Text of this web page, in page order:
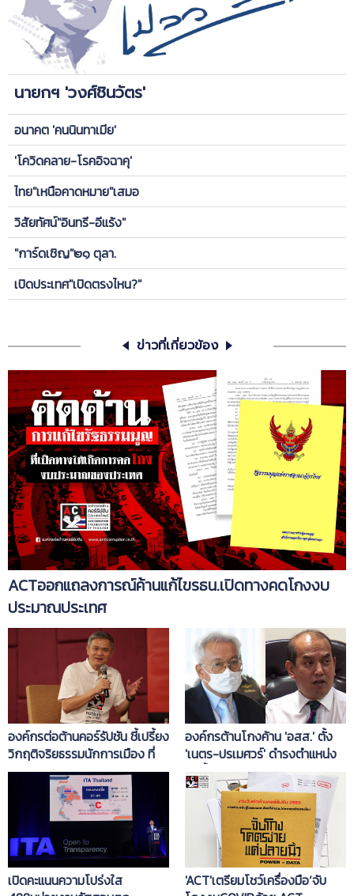
นายกฯ 'วงศ์ชินวัตร'
อนาคต 'คนนินทาเมีย'
'โควิดคลาย-โรคอิจฉาคุ'
ไทย"เหนือคาดหมาย"เสมอ
วิสัยทัศน์"อินทรี-อีแร้ง"
"การ์ดเชิญ"๒๑ ตุลา.
เปิดประเทศ"เปิดตรงไหน?"
ข่าวที่เกี่ยวข้อง
ACTออกแถลงการณ์ค้านแก้ไขรธน.เปิดทางคดโกงงบ
ประมาณประเทศ
องค์กรต่อต้านคอร์รัปชัน ชี้เปรี้ยง
วิกฤติจริยธรรมนักการเมือง ที่
ผับทองหล่อ!
องค์กรต้านโกงค้าน 'อสส.' ตั้ง
'เนตร-ปรเมศวร์' ดำรงตำแหน่ง
สูงขึ้น
เปิดคะแนนความโปร่งใส
'ACT'เตรียมโชว์เครื่องมือ‘จับ